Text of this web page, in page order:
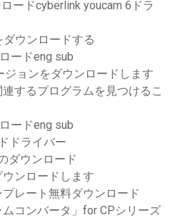
ードcyberlink youcam 6ドラ
ダウンロードする
ードeng sub
ジョンをダウンロードします
するプログラムを見つけるこ
ードeng sub
ドライバー
ダウンロード
ンロードします
レート無料ダウンロード
コンバータ」for CPシリーズ